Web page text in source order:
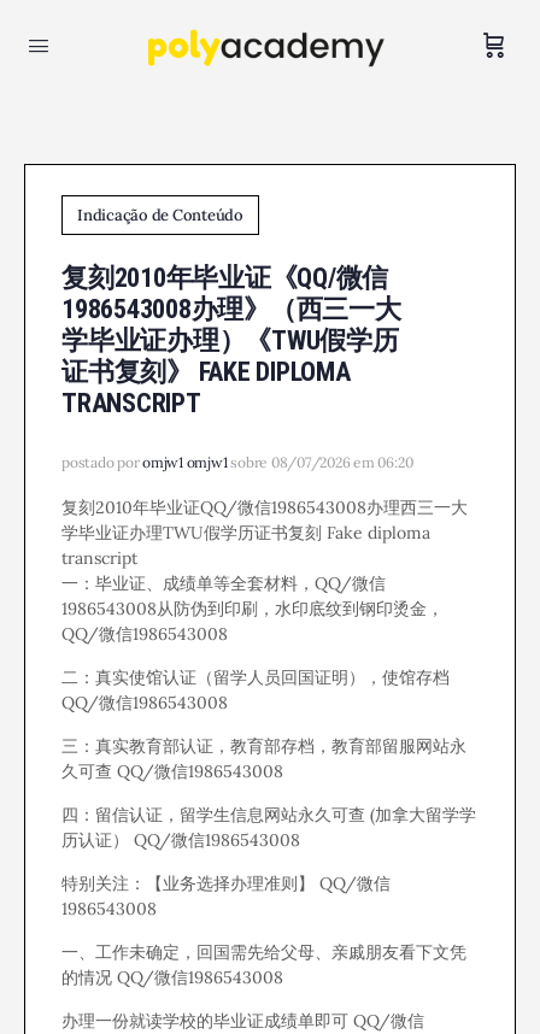
Indicação de Conteúdo
复刻2010年毕业证《QQ/微信
1986543008办理》（西三一大
学毕业证办理）《TWU假学历
证书复刻》 FAKE DIPLOMA
TRANSCRIPT
postado poromjw1 omjw1sobre 08/07/2026 em 06:20
复刻2010年毕业证QQ/微信1986543008办理西三一大
学毕业证办理TWU假学历证书复刻 Fake diploma
transcript
一：毕业证、成绩单等全套材料，QQ/微信
1986543008从防伪到印刷，水印底纹到钢印烫金，
QQ/微信1986543008
二：真实使馆认证（留学人员回国证明），使馆存档
QQ/微信1986543008
三：真实教育部认证，教育部存档，教育部留服网站永
久可查 QQ/微信1986543008
四：留信认证，留学生信息网站永久可查 (加拿大留学学
历认证） QQ/微信1986543008
特别关注：【业务选择办理准则】 QQ/微信
1986543008
一、工作未确定，回国需先给父母、亲戚朋友看下文凭
的情况 QQ/微信1986543008
办理一份就读学校的毕业证成绩单即可 QQ/微信